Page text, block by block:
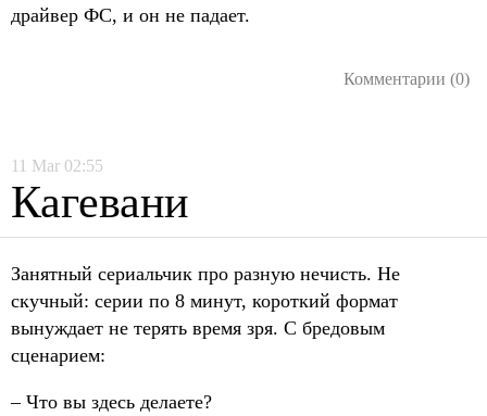
драйвер ФС, и он не падает.
Комментарии (0)
11 Mar 02:55
Кагевани
Занятный сериальчик про разную нечисть. Не
скучный: серии по 8 минут, короткий формат
вынуждает не терять время зря. С бредовым
сценарием:
– Что вы здесь делаете?